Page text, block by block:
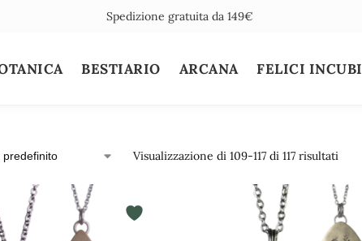
Spedizione gratuita da 149€
BESTIARIO ARCANA FELICI INCUBI
Visualizzazione di 109-117 di 117 risultati